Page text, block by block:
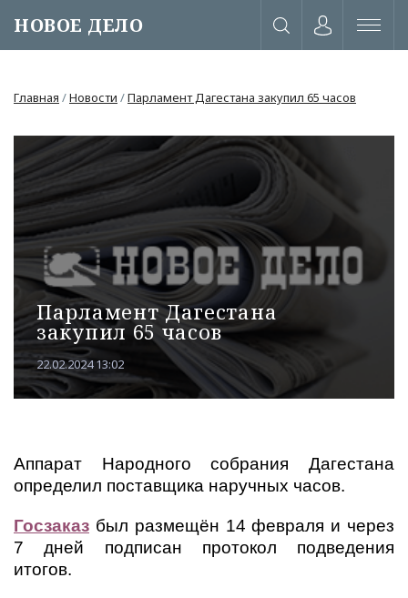
НОВОЕ ДЕЛО
или через соц. сети
Главная /Новости /Парламент Дагестана закупил 65 часов
Парламент Дагестана
закупил 65 часов
22.02.2024 13:02
Аппарат Народного собрания Дагестана
определил поставщика наручных часов.
Госзаказ был размещён 14 февраля и через
7 дней подписан протокол подведения
итогов.